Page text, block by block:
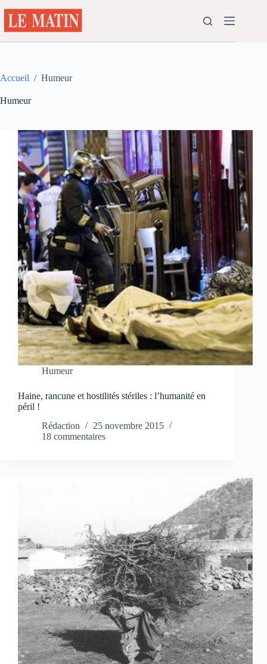
au
contenu
Accueil / Humeur
Humeur
Humeur
Haine, rancune et hostilités stériles : l’humanité en
péril !
Rédaction
25 novembre 2015
18 commentaires